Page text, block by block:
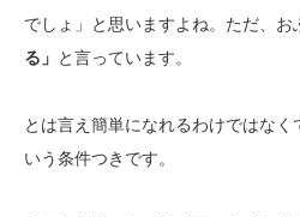
でしょ」と思いますよね。ただ、お
る」 と言っています。
とは言え簡単になれるわけではなく
いう条件つきです。